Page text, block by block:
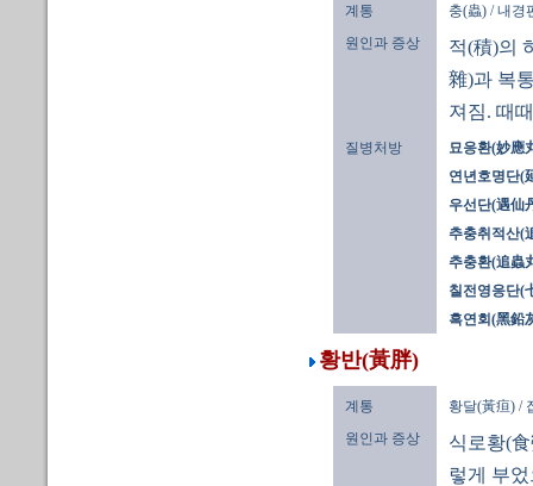
계통
충(蟲) / 내경
원인과 증상
적(積)의
雜)과 복
져짐. 때
질병처방
묘응환(妙應
연년호명단(
우선단(遇仙
추충취적산(
추충환(追蟲
칠전영응단(
흑연회(黑鉛
황반(黃胖)
계통
황달(黃疸) /
원인과 증상
식로황(
렇게 부